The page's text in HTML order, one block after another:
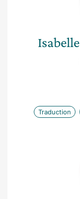
Isabelle
Traduction